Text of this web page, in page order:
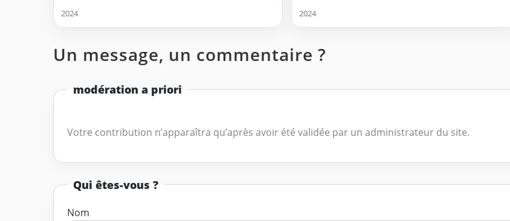
2024 2024
Un message, un commentaire ?
modération a priori
Votre contribution n’apparaîtra qu’après avoir été validée par un administrateur du site.
Qui êtes-vous ?
Nom